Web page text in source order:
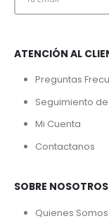
ATENCIÓN AL
Preguntas
Seguimiento
Mi Cuenta
Contactanos
SOBRE NOSOTROS
Quienes Somos